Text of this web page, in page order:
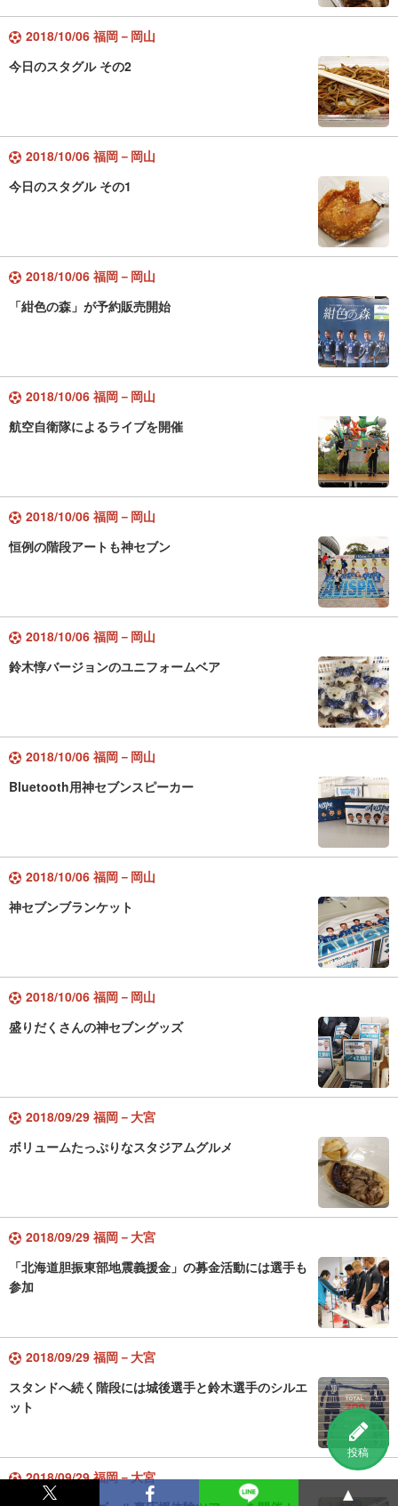
投稿
2018/10/06 福岡－岡山
今日のスタグル その2
2018/10/06 福岡－岡山
今日のスタグル その1
2018/10/06 福岡－岡山
「紺色の森」が予約販売開始
2018/10/06 福岡－岡山
航空自衛隊によるライブを開催
2018/10/06 福岡－岡山
恒例の階段アートも神セブン
2018/10/06 福岡－岡山
鈴木惇バージョンのユニフォームベア
2018/10/06 福岡－岡山
Bluetooth用神セブンスピーカー
2018/10/06 福岡－岡山
神セブンブランケット
2018/10/06 福岡－岡山
盛りだくさんの神セブングッズ
2018/09/29 福岡－大宮
ボリュームたっぷりなスタジアムグルメ
2018/09/29 福岡－大宮
「北海道胆振東部地震義援金」の募金活動には選手も
参加
2018/09/29 福岡－大宮
スタンドへ続く階段には城後選手と鈴木選手のシルエ
ット
2018/09/29 福岡－大宮
▲